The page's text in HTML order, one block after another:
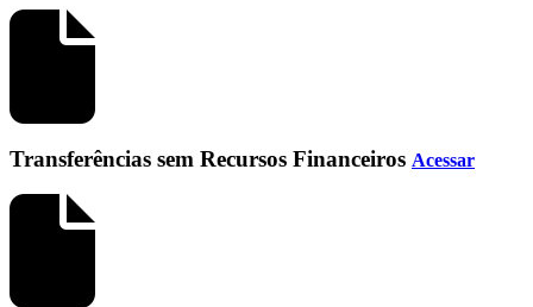
Transferências sem Recursos Financeiros Acessar